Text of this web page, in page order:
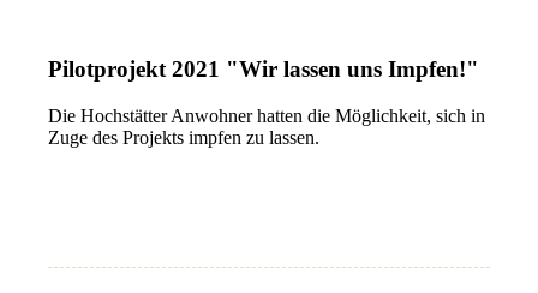
Pilotprojekt 2021 "Wir lassen uns Impfen!"
Die Hochstätter Anwohner hatten die Möglichkeit, sich in
Zuge des Projekts impfen zu lassen.